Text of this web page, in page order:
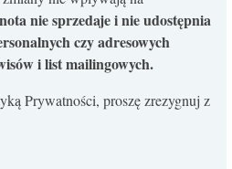
nie sprzedaje i nie udostępnia
czy adresowych
i list mailingowych.
Prywatności, proszę zrezygnuj z